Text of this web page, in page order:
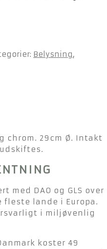
Belysning,
chrom. 29cm Ø. Intakt
med DAO og GLS over
fleste lande i Europa.
i miljøvenlig
koster 49